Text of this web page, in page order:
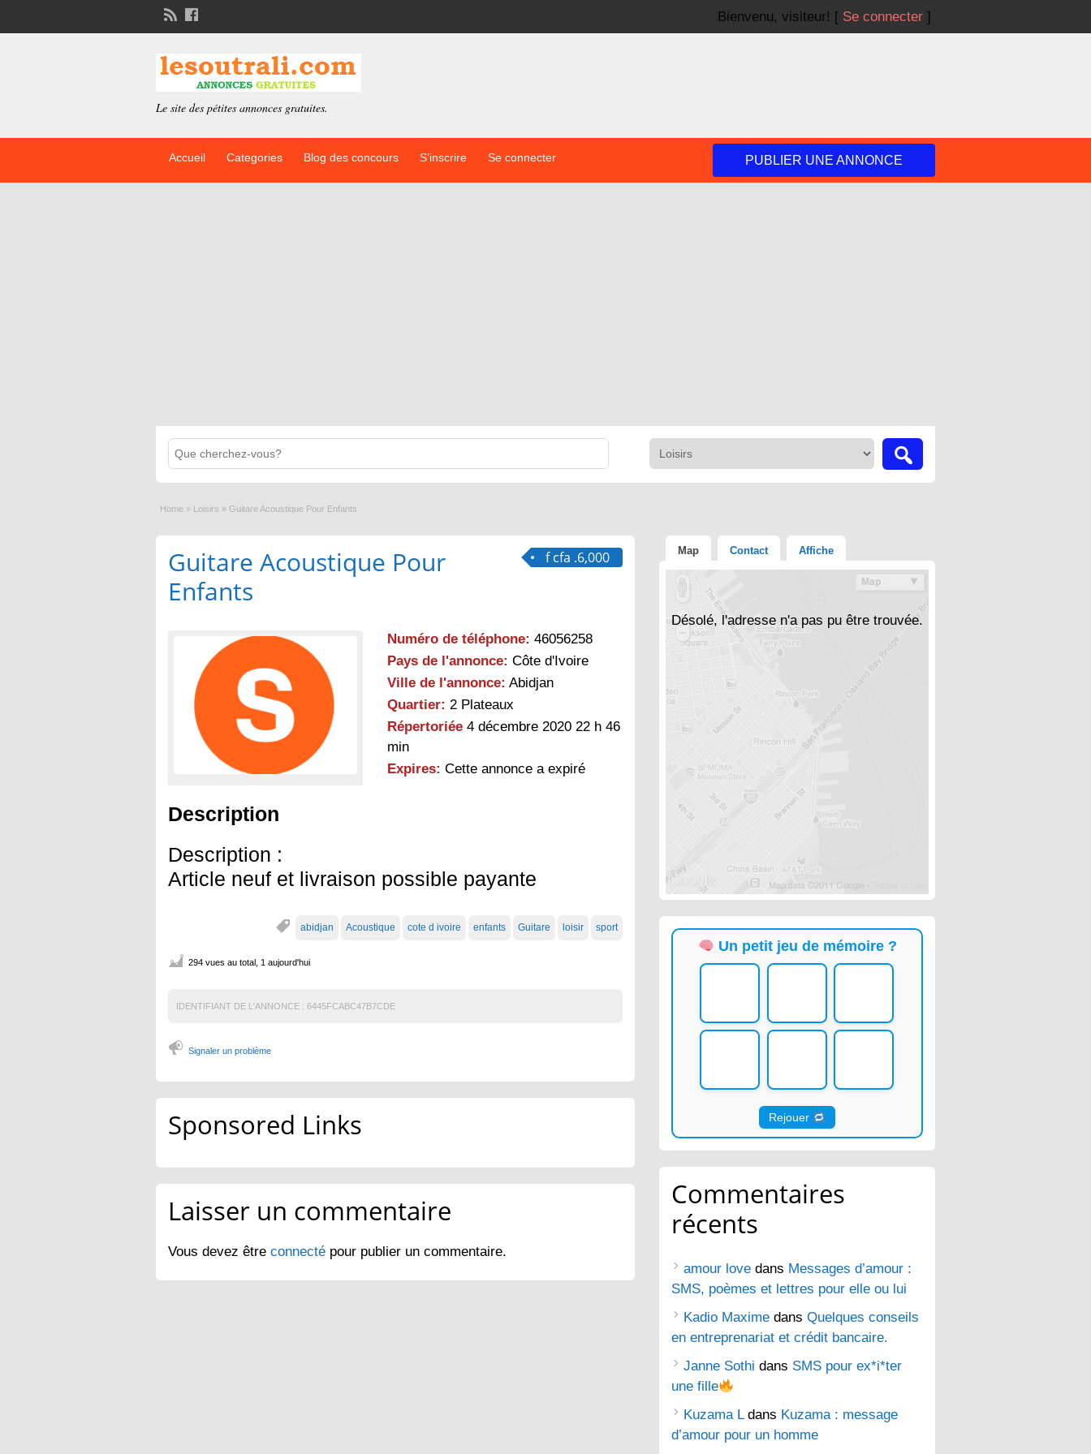
Bienvenu, visiteur! [ Se connecter ]
Le site des pétites annonces gratuites.
Accueil Categories Blog des concours S’inscrire Se connecter PUBLIER UNE ANNONCE
Home » Loisirs » Guitare Acoustique Pour Enfants
f cfa .6,000
Guitare Acoustique Pour
Enfants
Numéro de téléphone: 46056258
Pays de l'annonce: Côte d'Ivoire
Ville de l'annonce: Abidjan
Quartier: 2 Plateaux
Répertoriée 4 décembre 2020 22 h 46
min
Expires: Cette annonce a expiré
Description
Description :
Article neuf et livraison possible payante
abidjan Acoustique cote d ivoire enfants Guitare loisir sport
294 vues au total, 1 aujourd'hui
IDENTIFIANT DE L'ANNONCE : 6445FCABC47B7CDE
Signaler un problème
Sponsored Links
Laisser un commentaire
Vous devez être connecté pour publier un commentaire.
Map Contact Affiche
Désolé, l'adresse n'a pas pu être trouvée.
Un petit jeu de mémoire ?
Rejouer
Commentaires
récents
amour love dans Messages d’amour :
SMS, poèmes et lettres pour elle ou lui
Kadio Maxime dans Quelques conseils
en entreprenariat et crédit bancaire.
Janne Sothi dans SMS pour ex*i*ter
une fille
Kuzama Ldans Kuzama : message
d’amour pour un homme